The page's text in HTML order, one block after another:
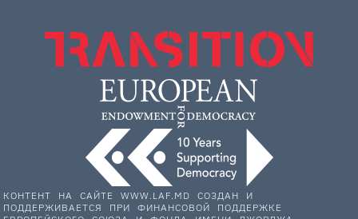
КОНТЕНТ НА САЙТЕ WWW.LAF.MD СОЗДАН И
ПОДДЕРЖИВАЕТСЯ ПРИ ФИНАНСОВОЙ ПОДДЕРЖКЕ